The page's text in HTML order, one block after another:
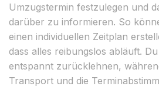
Umzugstermin festzulegen und
darüber zu informieren. So
einen individuellen Zeitplan
dass alles reibungslos abläuft.
entspannt zurücklehnen,
Transport und die